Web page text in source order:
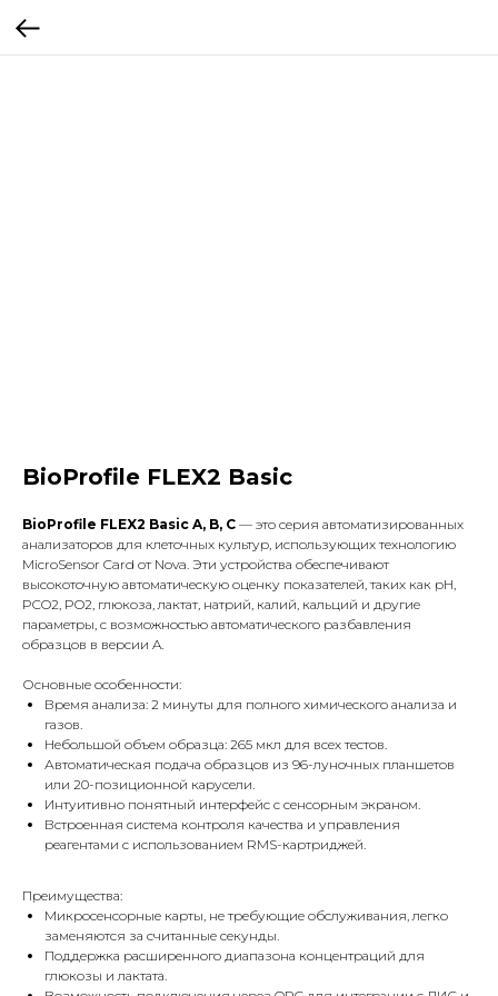
BioProfile FLEX2 Basic
BioProfile FLEX2 Basic A, B, C — это серия автоматизированных
анализаторов для клеточных культур, использующих технологию
MicroSensor Card от Nova. Эти устройства обеспечивают
высокоточную автоматическую оценку показателей, таких как pH,
PCO2, PO2, глюкоза, лактат, натрий, калий, кальций и другие
параметры, с возможностью автоматического разбавления
образцов в версии A.
Основные особенности:
Время анализа: 2 минуты для полного химического анализа и
газов.
Небольшой объем образца: 265 мкл для всех тестов.
Автоматическая подача образцов из 96-луночных планшетов
или 20-позиционной карусели.
Интуитивно понятный интерфейс с сенсорным экраном.
Встроенная система контроля качества и управления
реагентами с использованием RMS-картриджей.
Преимущества:
Микросенсорные карты, не требующие обслуживания, легко
заменяются за считанные секунды.
Поддержка расширенного диапазона концентраций для
глюкозы и лактата.